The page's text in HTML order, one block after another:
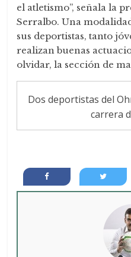
el atletismo”, señala la
Serralbo. Una
sus deportistas, tanto
realizan buenas
olvidar, la sección de
Dos deportistas del
carrera